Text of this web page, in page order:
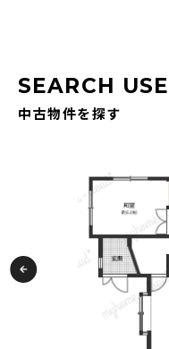
SEARCH
中古物件を探す